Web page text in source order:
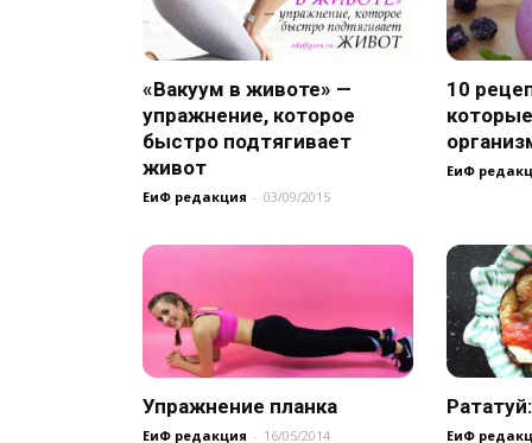
«Вакуум в животе» —
упражнение, которое
быстро подтягивает
живот
ЕиФ редакция - 03/09/2015
10
ЕиФ
Упражнение планка
ЕиФ редакция - 16/05/2014 ЕиФ